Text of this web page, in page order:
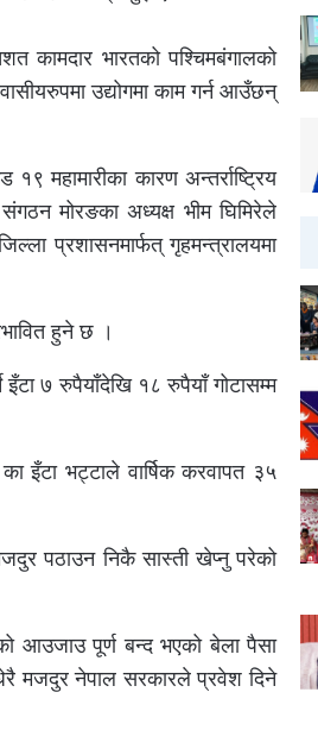
कामदार भारतको पश्चिमबंगालको
उद्योगमा काम गर्न आउँछन्
महामारीका कारण अन्तर्राष्ट्रिय
मोरङका अध्यक्ष भीम घिमिरेले
प्रशासनमार्फत् गृहमन्त्रालयमा
हुने छ ।
इँटा ७ रुपैयाँदेखि १८ रुपैयाँ गोटासम्म
इँटा भट्टाले वार्षिक करवापत ३५
पठाउन निकै सास्ती खेप्नु परेको
आउजाउ पूर्ण बन्द भएको बेला पैसा
मजदुर नेपाल सरकारले प्रवेश दिने